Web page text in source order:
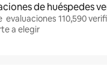
de huéspedes
evaluaciones 110,590
a elegir